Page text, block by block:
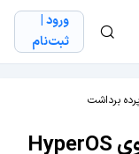
ورود |
ثبت‌نام
شیائومی به طور رسمی از لوگوی HyperOS